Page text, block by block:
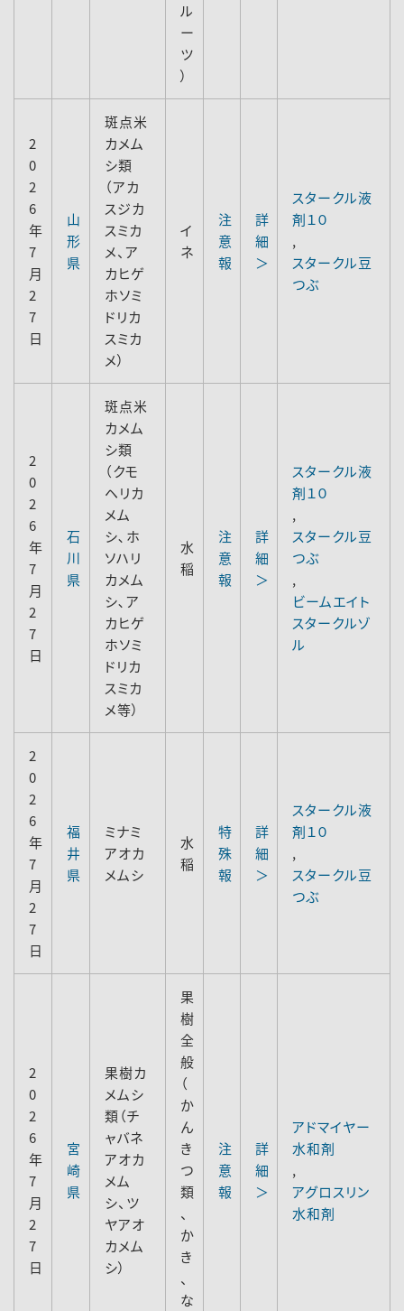
ル
ー
ツ
）
2
0
2
6
年
7
月
2
7
日
山
形
県
斑点米
カメム
シ類
（アカ
スジカ
スミカ
メ、ア
カヒゲ
ホソミ
ドリカ
スミカ
メ）
イ
ネ
注
意
報
詳
細
＞
スタークル液
剤１０
,
スタークル豆
つぶ
2
0
2
6
年
7
月
2
7
日
石
川
県
斑点米
カメム
シ類
（クモ
ヘリカ
メム
シ､ホ
ソハリ
カメム
シ､ア
カヒゲ
ホソミ
ドリカ
スミカ
メ等）
水
稲
注
意
報
詳
細
＞
スタークル液
剤１０
,
スタークル豆
つぶ
,
ビームエイト
スタークルゾ
ル
2
0
2
6
年
7
月
2
7
日
福
井
県
ミナミ
アオカ
メムシ
水
稲
特
殊
報
詳
細
＞
スタークル液
剤１０
,
スタークル豆
つぶ
2
0
2
6
年
7
月
2
7
日
宮
崎
県
果樹カ
メムシ
類（チ
ャバネ
アオカ
メム
シ、ツ
ヤアオ
カメム
シ）
果
樹
全
般
（
か
ん
き
つ
類
、
か
き
、
な
注
意
報
詳
細
＞
アドマイヤー
水和剤
,
アグロスリン
水和剤